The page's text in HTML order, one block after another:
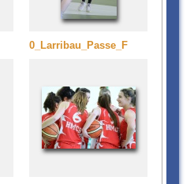
0_Larribau_Passe_F